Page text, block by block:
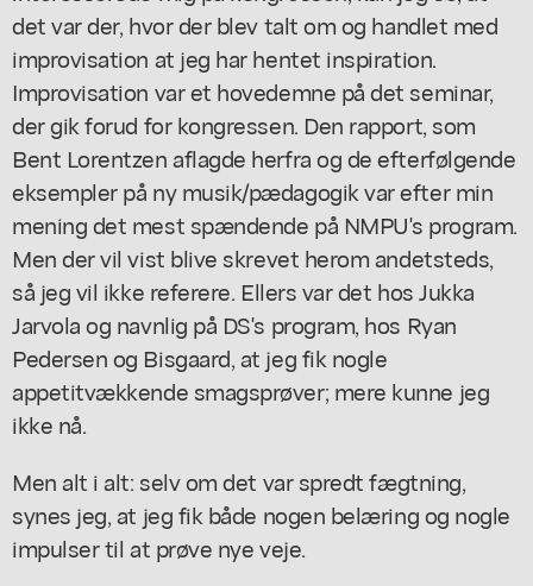
det var der, hvor der blev talt om og handlet med
improvisation at jeg har hentet inspiration.
Improvisation var et hovedemne på det seminar,
der gik forud for kongressen. Den rapport, som
Bent Lorentzen aflagde herfra og de efterfølgende
eksempler på ny musik/pædagogik var efter min
mening det mest spændende på NMPU's program.
Men der vil vist blive skrevet herom andetsteds,
så jeg vil ikke referere. Ellers var det hos Jukka
Jarvola og navnlig på DS's program, hos Ryan
Pedersen og Bisgaard, at jeg fik nogle
appetitvækkende smagsprøver; mere kunne jeg
ikke nå.
Men alt i alt: selv om det var spredt fægtning,
synes jeg, at jeg fik både nogen belæring og nogle
impulser til at prøve nye veje.